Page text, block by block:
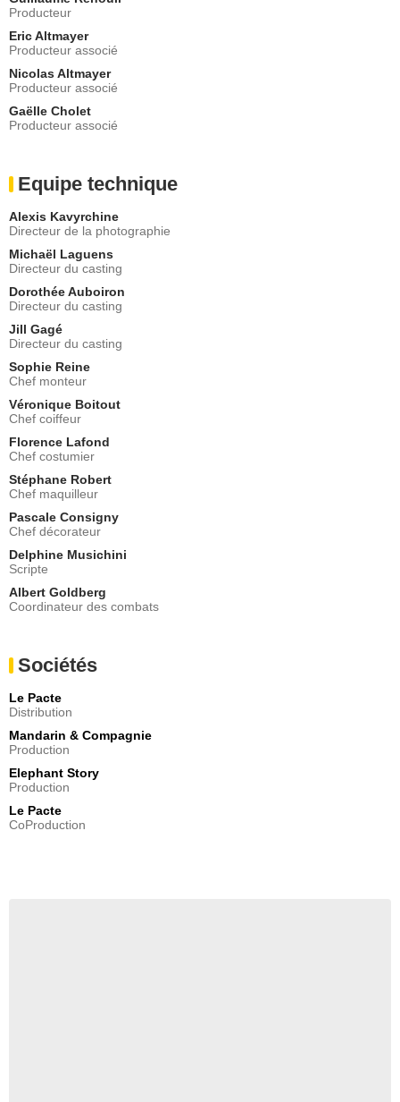
Producteur
Eric Altmayer
Producteur associé
Nicolas Altmayer
Producteur associé
Gaëlle Cholet
Producteur associé
Equipe technique
Alexis Kavyrchine
Directeur de la photographie
Michaël Laguens
Directeur du casting
Dorothée Auboiron
Directeur du casting
Jill Gagé
Directeur du casting
Sophie Reine
Chef monteur
Véronique Boitout
Chef coiffeur
Florence Lafond
Chef costumier
Stéphane Robert
Chef maquilleur
Pascale Consigny
Chef décorateur
Delphine Musichini
Scripte
Albert Goldberg
Coordinateur des combats
Sociétés
Le Pacte
Distribution
Mandarin & Compagnie
Production
Elephant Story
Production
Le Pacte
CoProduction